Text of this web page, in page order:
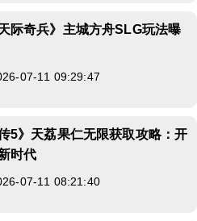
际奇兵》主城方舟SLG玩法曝
07-11 09:29:47
5》天荔果仁无限获取攻略：开
时代
07-11 08:21:40